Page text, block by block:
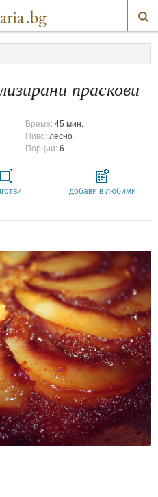
праскови
Време:45 мин.
Ниво: лесно
Порции:6
добави в любими